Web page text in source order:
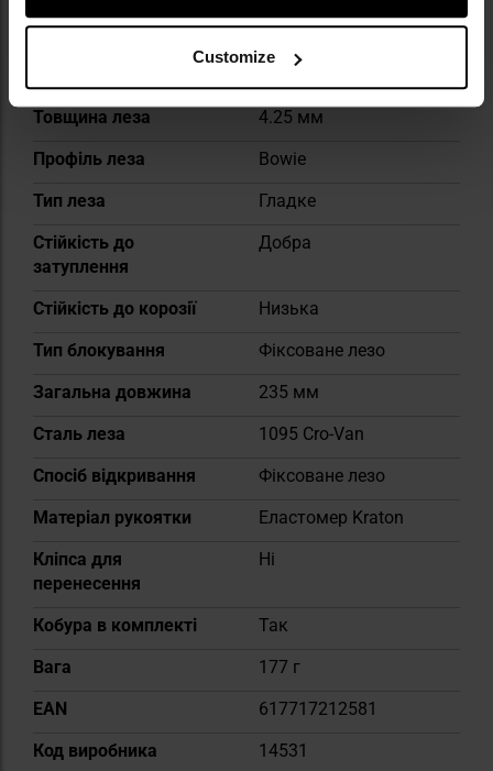
Customize
тактичний
Товщина леза
4.25 мм
Профіль леза
Bowie
Тип леза
Гладке
Стійкість до
затуплення
Добра
Стійкість до корозії
Низька
Тип блокування
Фіксоване лезо
Загальна довжина
235 мм
Сталь леза
1095 Cro-Van
Спосіб відкривання
Фіксоване лезо
Матеріал рукоятки
Еластомер Kraton
Кліпса для
перенесення
Ні
Кобура в комплекті
Так
Вага
177 г
EAN
617717212581
Код виробника
14531